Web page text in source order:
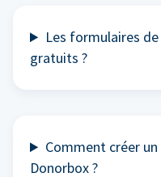
Les formulaires
gratuits ?
Comment créer
Donorbox ?